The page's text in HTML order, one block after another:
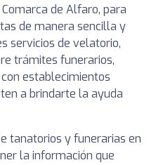
de Alfaro, para
de manera sencilla y
servicios de velatorio,
trámites funerarios,
establecimientos
a brindarte la ayuda
tanatorios y funerarias en
la información que